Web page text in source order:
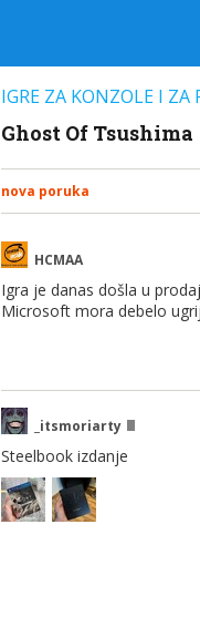
IGRE ZA KONZOLE I ZA
Ghost Of Tsushima
nova poruka
HCMAA
Igra je danas došla u
Microsoft mora debelo
_itsmoriarty
Steelbook izdanje